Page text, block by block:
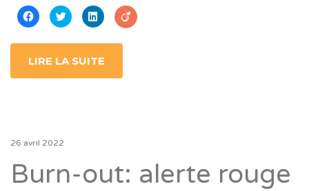
Cliquez
pour
partager
Facebook(ouvre
dans
une
fenêtre)
Cliquez
pour
partager
Twitter(ouvre
dans
une
fenêtre)
Cliquez
pour
partager
LinkedIn(ouvre
dans
une
fenêtre)
LIRE LA SUITE
26 avril 2022
Burn-out: alerte rouge